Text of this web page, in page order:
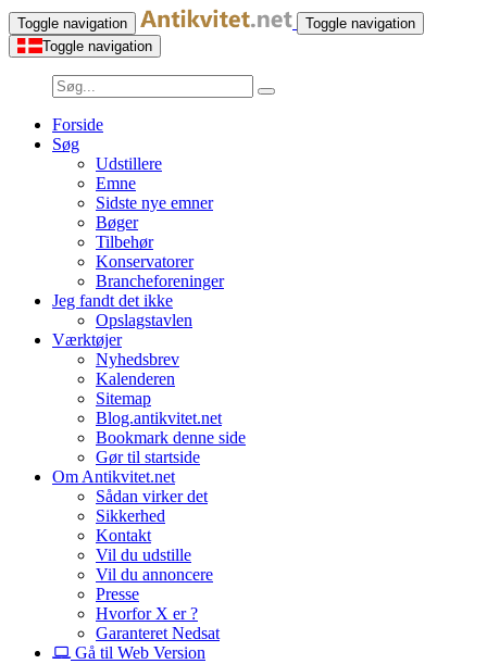
Toggle navigation
Toggle navigation
Toggle navigation
Forside
Søg
Udstillere
Emne
Sidste nye emner
Bøger
Tilbehør
Konservatorer
Brancheforeninger
Jeg fandt det ikke
Opslagstavlen
Værktøjer
Nyhedsbrev
Kalenderen
Sitemap
Blog.antikvitet.net
Bookmark denne side
Gør til startside
Om Antikvitet.net
Sådan virker det
Sikkerhed
Kontakt
Vil du udstille
Vil du annoncere
Presse
Hvorfor X er ?
Garanteret Nedsat
Gå til Web Version